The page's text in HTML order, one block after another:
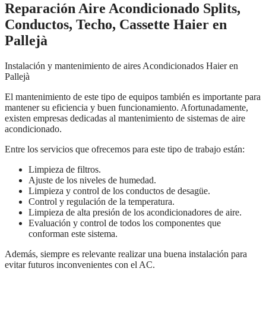
Reparación Aire Acondicionado Splits,
Conductos, Techo, Cassette Haier en
Pallejà
Instalación y mantenimiento de aires Acondicionados Haier en
Pallejà
El mantenimiento de este tipo de equipos también es importante para
mantener su eficiencia y buen funcionamiento. Afortunadamente,
existen empresas dedicadas al mantenimiento de sistemas de aire
acondicionado.
Entre los servicios que ofrecemos para este tipo de trabajo están:
Limpieza de filtros.
Ajuste de los niveles de humedad.
Limpieza y control de los conductos de desagüe.
Control y regulación de la temperatura.
Limpieza de alta presión de los acondicionadores de aire.
Evaluación y control de todos los componentes que
conforman este sistema.
Además, siempre es relevante realizar una buena instalación para
evitar futuros inconvenientes con el AC.